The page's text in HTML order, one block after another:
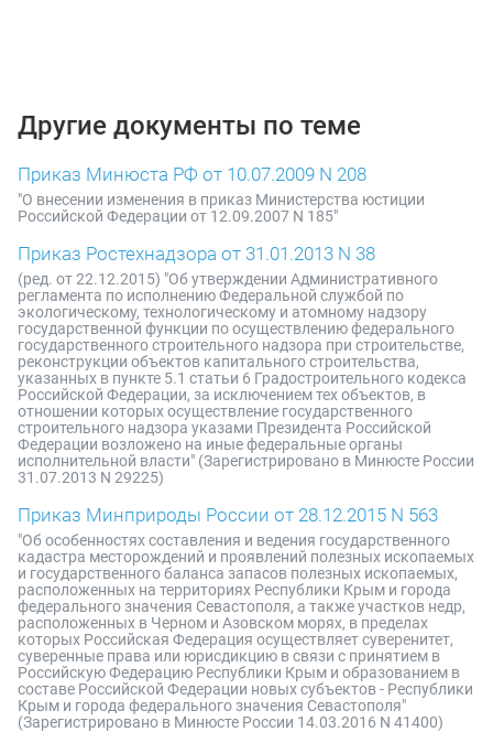
Другие документы по теме
Приказ Минюста РФ от 10.07.2009 N 208
"О внесении изменения в приказ Министерства юстиции
Российской Федерации от 12.09.2007 N 185"
Приказ Ростехнадзора от 31.01.2013 N 38
(ред. от 22.12.2015) "Об утверждении Административного
регламента по исполнению Федеральной службой по
экологическому, технологическому и атомному надзору
государственной функции по осуществлению федерального
государственного строительного надзора при строительстве,
реконструкции объектов капитального строительства,
указанных в пункте 5.1 статьи 6 Градостроительного кодекса
Российской Федерации, за исключением тех объектов, в
отношении которых осуществление государственного
строительного надзора указами Президента Российской
Федерации возложено на иные федеральные органы
исполнительной власти" (Зарегистрировано в Минюсте России
31.07.2013 N 29225)
Приказ Минприроды России от 28.12.2015 N 563
"Об особенностях составления и ведения государственного
кадастра месторождений и проявлений полезных ископаемых
и государственного баланса запасов полезных ископаемых,
расположенных на территориях Республики Крым и города
федерального значения Севастополя, а также участков недр,
расположенных в Черном и Азовском морях, в пределах
которых Российская Федерация осуществляет суверенитет,
суверенные права или юрисдикцию в связи с принятием в
Российскую Федерацию Республики Крым и образованием в
составе Российской Федерации новых субъектов - Республики
Крым и города федерального значения Севастополя"
(Зарегистрировано в Минюсте России 14.03.2016 N 41400)